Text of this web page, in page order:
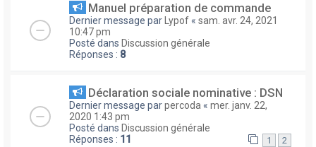
Manuel préparation de commande
Dernier message par Lypof « sam. avr. 24, 2021
10:47 pm
Posté dans Discussion générale
Réponses : 8
Déclaration sociale nominative : DSN
Dernier message parpercoda « mer. janv. 22,
2020 1:43 pm
Posté dans Discussion générale
Réponses : 11 1 2